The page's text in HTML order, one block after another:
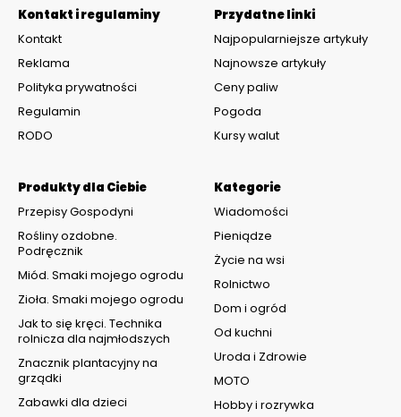
Kontakt i regulaminy
Kontakt
Reklama
Polityka prywatności
Regulamin
RODO
Kategorie
Wiadomości
Pieniądze
Życie na wsi
Rolnictwo
Dom i ogród
Od kuchni
Uroda i Zdrowie
MOTO
Hobby i rozrywka
Produkty dla Ciebie
Przepisy Gospodyni
Rośliny ozdobne.
Podręcznik
Miód. Smaki mojego ogrodu
Zioła. Smaki mojego ogrodu
Jak to się kręci. Technika
rolnicza dla najmłodszych
Znacznik plantacyjny na
grządki
Zabawki dla dzieci
Przydatne linki
Najpopularniejsze artykuły
Najnowsze artykuły
Ceny paliw
Pogoda
Kursy walut